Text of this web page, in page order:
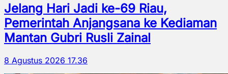
Jelang Hari Jadi ke-69 Riau,
Pemerintah Anjangsana ke Kediaman
Mantan Gubri Rusli Zainal
8 Agustus 2026 17.36